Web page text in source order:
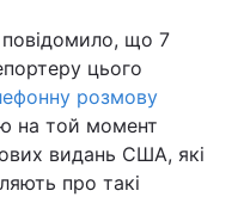
що 7
цього
розмову
на той момент
видань США, які
про такі